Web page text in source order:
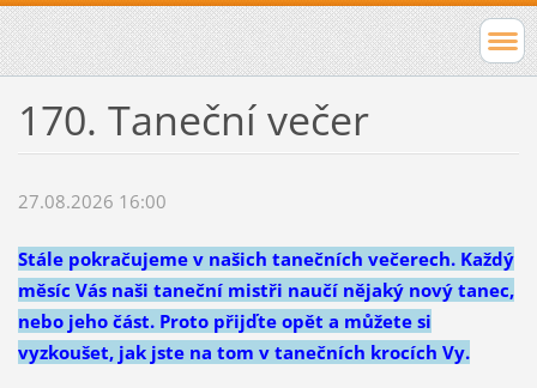
170. Taneční večer
27.08.2026 16:00
Stále pokračujeme v našich tanečních večerech. Každý
měsíc Vás naši taneční mistři naučí nějaký nový tanec,
nebo jeho část. Proto přijďte opět a můžete si
vyzkoušet, jak jste na tom v tanečních krocích Vy.